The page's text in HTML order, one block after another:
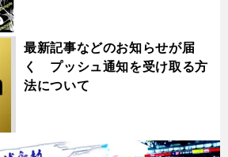
最新記事などのお知らせが届
く プッシュ通知を受け取る方
法について